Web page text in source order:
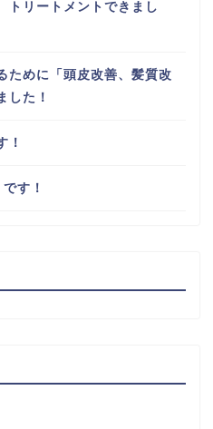
トリートメントできまし
ために「頭皮改善、髪質改
した！
！
す！